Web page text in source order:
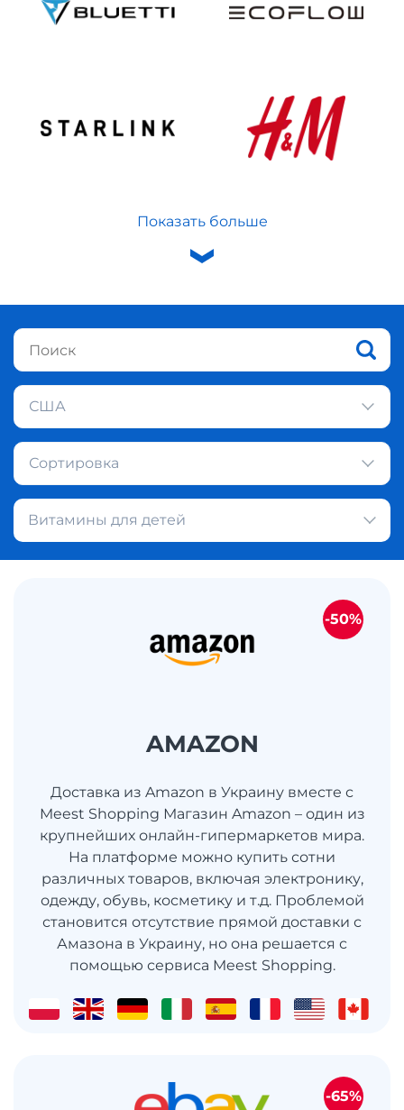
Показать больше
США
Сортировка
Витамины для детей
AMAZON
Доставка из Amazon в Украину вместе с
Meest Shopping Магазин Amazon – один из
крупнейших онлайн-гипермаркетов мира.
На платформе можно купить сотни
различных товаров, включая электронику,
одежду, обувь, косметику и т.д. Проблемой
становится отсутствие прямой доставки с
Амазона в Украину, но она решается с
помощью сервиса Meest Shopping.
-50%
-65%